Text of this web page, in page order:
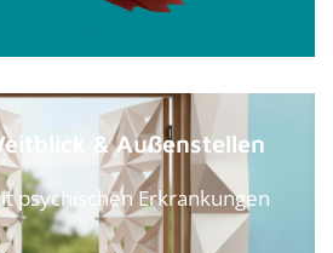
& Außenstellen
psychischen Erkrankungen